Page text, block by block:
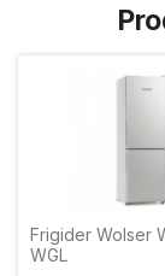
Frigider Wolser
WGL